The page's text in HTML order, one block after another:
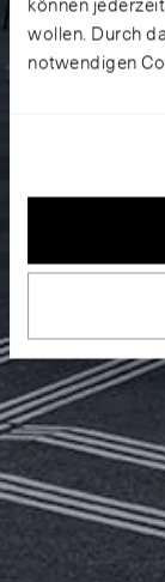
können
wollen. Durch
notwendigen